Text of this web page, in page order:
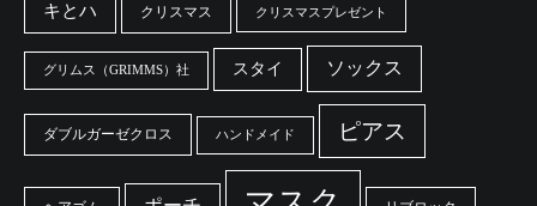
キとハ クリスマス クリスマスプレゼント
グリムス（GRIMMS）社 スタイ ソックス
ダブルガーゼクロス ハンドメイド ピアス